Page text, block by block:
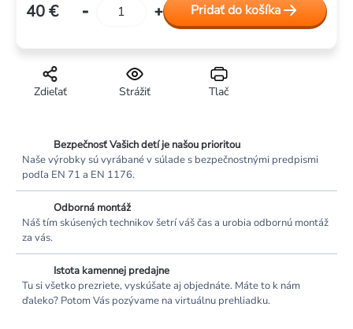
Tlač
Strážiť
Zdieľať
40 €
Jednotková
Pridať do košíka
Bezpečnosť Vašich detí je našou prioritou
Naše výrobky sú vyrábané v súlade s bezpečnostnými predpismi
podľa EN 71 a EN 1176.
Odborná montáž
Náš tím skúsených technikov šetrí váš čas a urobia odbornú montáž
za vás.
Istota kamennej predajne
Tu si všetko prezriete, vyskúšate aj objednáte. Máte to k nám
ďaleko? Potom Vás pozývame na virtuálnu prehliadku.